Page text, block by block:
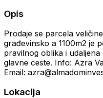
Opis
Prodaje se parcela
građevinsko a 1100m2 je
pravilnog oblika i
glavne ceste. Info: Azra
Email:
Lokacija